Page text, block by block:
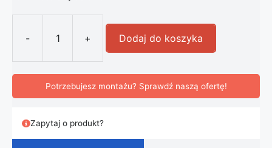
-
ilość Żarówka LED E27 10W z
+ Dodaj do koszyka
Potrzebujesz montażu? Sprawdź naszą ofertę!
Zapytaj o produkt?